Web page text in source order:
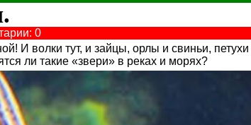
0
И волки тут, и зайцы, орлы и свиньи,
ли такие «звери» в реках и морях?